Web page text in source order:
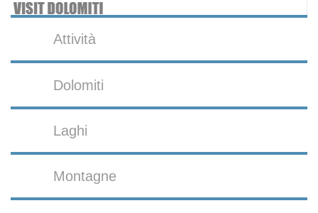
Attività
Dolomiti
Laghi
Montagne